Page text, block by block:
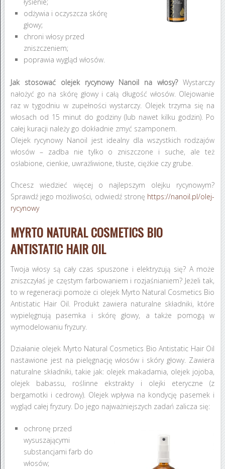
odżywia i oczyszcza skórę
głowy;
chroni włosy przed
zniszczeniem;
poprawia wygląd włosów.
Jak stosować olejek rycynowy Nanoil na włosy?Wystarczy
nałożyć go na skórę głowy i całą długość włosów. Olejowanie
raz w tygodniu w zupełności wystarczy. Olejek trzyma się na
włosach od 15 minut do godziny (lub nawet kilku godzin). Po
całej kuracji należy go dokładnie zmyć szamponem.
Olejek rycynowy Nanoil jest idealny dla wszystkich rodzajów
włosów – zadba nie tylko o zniszczone i suche, ale też
osłabione, cienkie, uwrażliwione, tłuste, ciężkie czy grube.
Chcesz wiedzieć więcej o najlepszym olejku rycynowym?
Sprawdź jego możliwości, odwiedź stronę https://nanoil.pl/olej-
rycynowy
MYRTO NATURAL COSMETICS BIO
ANTISTATIC HAIR OIL
Twoja włosy są cały czas spuszone i elektryzują się? A może
zniszczyłaś je częstym farbowaniem i rozjaśnianiem? Jeżeli tak,
to w regeneracji pomoże ci olejek Myrto Natural Cosmetics Bio
Antistatic Hair Oil. Produkt zawiera naturalne składniki, które
wypielęgnują pasemka i skórę głowy, a także pomogą w
wymodelowaniu fryzury.
Działanie olejek Myrto Natural Cosmetics Bio Antistatic Hair Oil
nastawione jest na pielęgnację włosów i skóry głowy. Zawiera
naturalne składniki, takie jak: olejek makadamia, olejek jojoba,
olejek babassu, roślinne ekstrakty i olejki eteryczne (z
bergamotki i cedrowy). Olejek wpływa na kondycję pasemek i
wygląd całej fryzury. Do jego najważniejszych zadań zalicza się:
ochronę przed
wysuszającymi
substancjami farb do
włosów;